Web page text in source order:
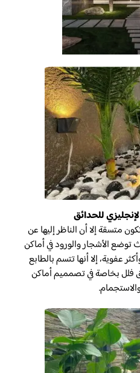
للحدائق
متسقة إلا أن الناظر إليها عن
الأشجار والورود في أماكن
عفوية، إلا أنها تتسم بالطابع
فلل بخاصة في تصمميم أماكن